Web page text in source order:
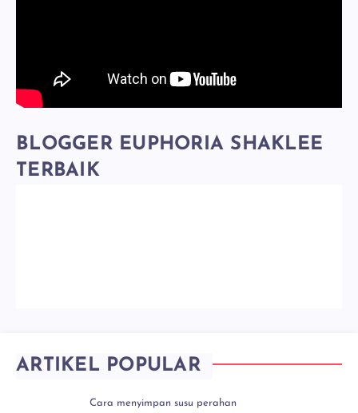
BLOGGER EUPHORIA SHAKLEE
TERBAIK
ARTIKEL POPULAR
Cara menyimpan susu perahan